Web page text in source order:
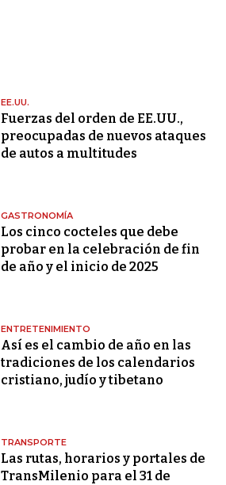
EE.UU.
Fuerzas del orden de EE.UU.,
preocupadas de nuevos ataques
de autos a multitudes
GASTRONOMÍA
Los cinco cocteles que debe
probar en la celebración de fin
de año y el inicio de 2025
ENTRETENIMIENTO
Así es el cambio de año en las
tradiciones de los calendarios
cristiano, judío y tibetano
TRANSPORTE
Las rutas, horarios y portales de
TransMilenio para el 31 de